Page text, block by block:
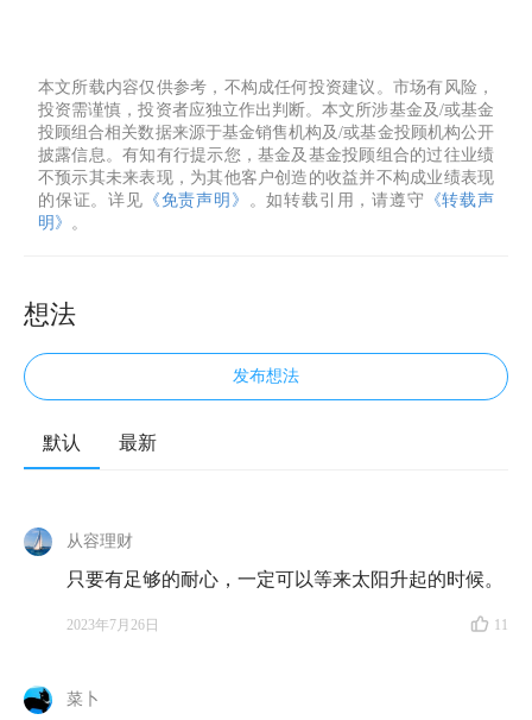
本文所载内容仅供参考，不构成任何投资建议。市场有风险，
投资需谨慎，投资者应独立作出判断。本文所涉基金及/或基金
投顾组合相关数据来源于基金销售机构及/或基金投顾机构公开
披露信息。有知有行提示您，基金及基金投顾组合的过往业绩
不预示其未来表现，为其他客户创造的收益并不构成业绩表现
的保证。详见 《免责声明》 。如转载引用，请遵守
《转载声
明》
。
想法
发布想法
默认 最新
从容理财
只要有足够的耐心，一定可以等来太阳升起的时候。
2023年7月26日 11
菜卜